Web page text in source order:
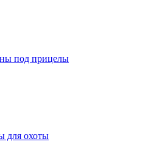
под прицелы
для охоты